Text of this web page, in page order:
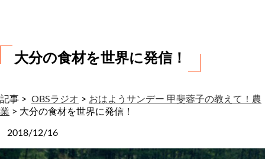
大分の食材を世界に発信！
記事 > OBSラジオ > おはようサンデー 甲斐蓉子の教えて！農
業 > 大分の食材を世界に発信！
2018/12/16